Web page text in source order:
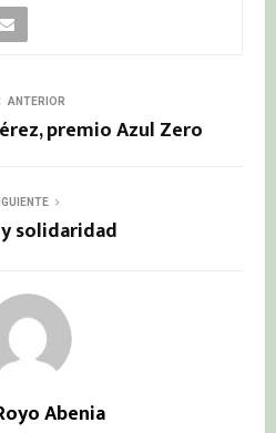
ANTERIOR
premio Azul Zero
solidaridad
Abenia